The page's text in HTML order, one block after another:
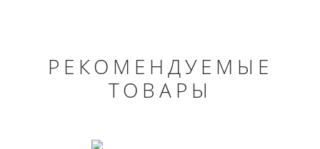
РЕКОМЕНДУЕМЫЕ
ТОВАРЫ